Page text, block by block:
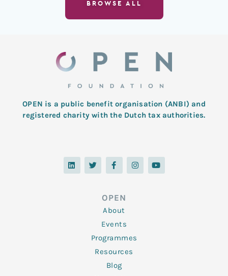
BROWSE ALL
OPEN is a public benefit organisation (ANBI) and
registered charity with the Dutch tax authorities.
L
i
n
T
w
i
F
a
c
o
o
k
-
f
I
n
s
Y
o
u
OPEN
About
Events
Programmes
Resources
Blog